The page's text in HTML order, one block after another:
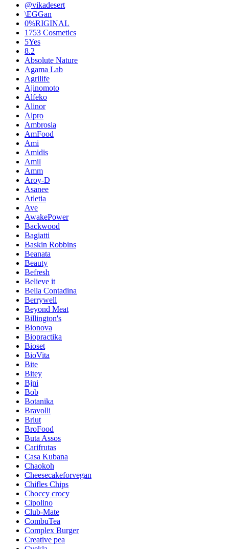
@vikadesert
\EGGan
0%RIGINAL
1753 Cosmetics
5Yes
8.2
Absolute Nature
Agama Lab
Agrilife
Ajinomoto
Alfeko
Alinor
Alpro
Ambrosia
AmFood
Ami
Amidis
Amil
Amm
Aroy-D
Asanee
Atletia
Ave
AwakePower
Backwood
Bagiatti
Baskin Robbins
Beanata
Beauty
Befresh
Believe it
Bella Contadina
Berrywell
Beyond Meat
Billington's
Bionova
Biopractika
Bioset
BioVita
Bite
Bitey
Bjni
Bob
Botanika
Bravolli
Briut
BroFood
Buta Assos
Carifrutas
Casa Kubana
Chaokoh
Cheesecakeforvegan
Chifles Chips
Choccy crocy
Cipolino
Club-Mate
CombuTea
Complex Burger
Creative pea